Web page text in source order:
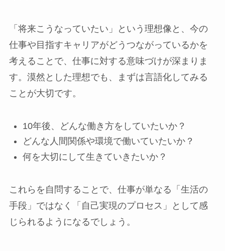
「将来こうなっていたい」という理想像と、今の
仕事や目指すキャリアがどうつながっているかを
考えることで、仕事に対する意味づけが深まりま
す。漠然とした理想でも、まずは言語化してみる
ことが大切です。
10年後、どんな働き方をしていたいか？
どんな人間関係や環境で働いていたいか？
何を大切にして生きていきたいか？
これらを自問することで、仕事が単なる「生活の
手段」ではなく「自己実現のプロセス」として感
じられるようになるでしょう。